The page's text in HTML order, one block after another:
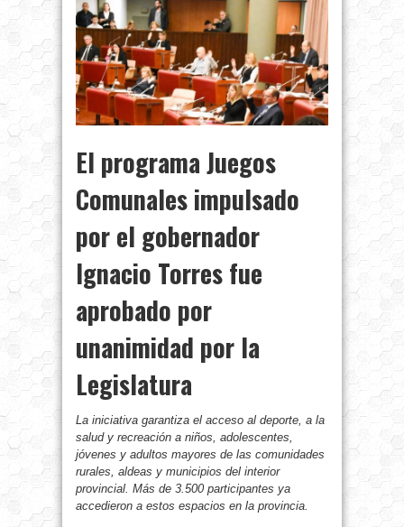
El programa Juegos
Comunales impulsado
por el gobernador
Ignacio Torres fue
aprobado por
unanimidad por la
Legislatura
La iniciativa garantiza el acceso al deporte, a la
salud y recreación a niños, adolescentes,
jóvenes y adultos mayores de las comunidades
rurales, aldeas y municipios del interior
provincial. Más de 3.500 participantes ya
accedieron a estos espacios en la provincia.